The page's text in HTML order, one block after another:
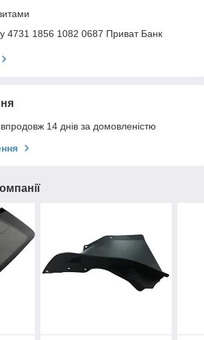
4731 1856 1082 0687 Приват Банк
14 днів за домовленістю